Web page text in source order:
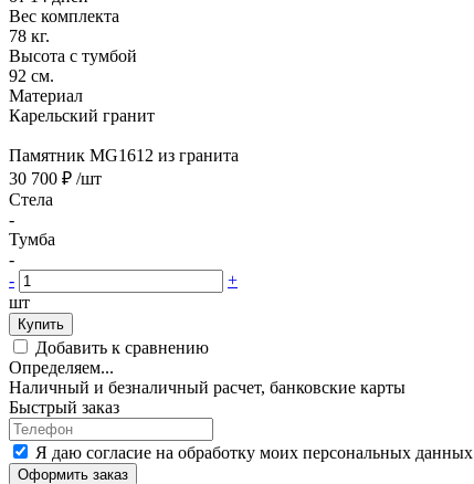
Вес комплекта
78 кг.
Высота с тумбой
92 см.
Материал
Карельский гранит
Памятник MG1612 из гранита
30 700 ₽ /шт
Стела
-
Тумба
-
-
+
шт
Купить
Добавить к сравнению
Определяем...
Наличный и безналичный расчет, банковские карты
Быстрый заказ
Я даю согласие на обработку моих персональных данных
Оформить заказ